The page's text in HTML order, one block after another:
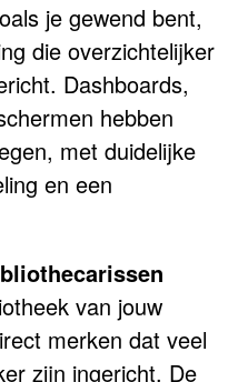
je gewend bent,
die overzichtelijker
Dashboards,
hebben
met duidelijke
en een
van jouw
merken dat veel
zijn ingericht. De